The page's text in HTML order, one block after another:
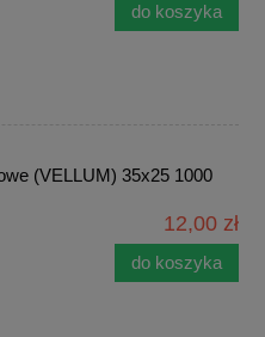
do koszyka
(VELLUM) 35x25 1000
12,00 zł
do koszyka